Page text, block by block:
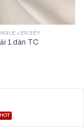
JERSEY
1 dàn TC